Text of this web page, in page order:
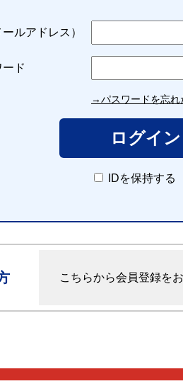
ールアドレス）
ド
→パスワードを忘れ
IDを保持する
こちらから会員登録を